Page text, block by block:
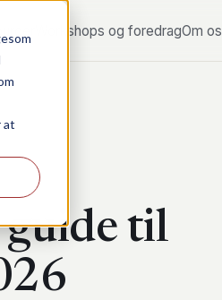
at
Workshops og foredragOm os
til